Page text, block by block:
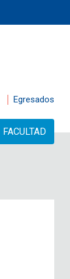
Egresados
FACULTAD